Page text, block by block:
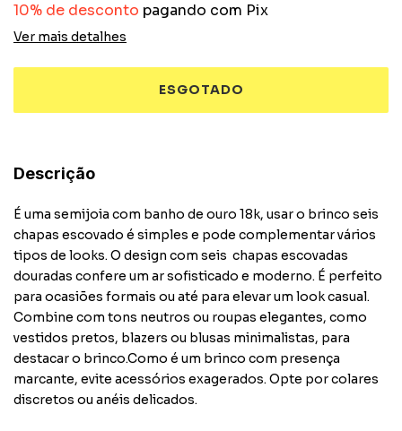
10% de desconto pagando com Pix
Ver mais detalhes
Descrição
É uma semijoia com banho de ouro 18k, usar o brinco seis
chapas escovado é simples e pode complementar vários
tipos de looks. O design com seis chapas escovadas
douradas confere um ar sofisticado e moderno. É perfeito
para ocasiões formais ou até para elevar um look casual.
Combine com tons neutros ou roupas elegantes, como
vestidos pretos, blazers ou blusas minimalistas, para
destacar o brinco.Como é um brinco com presença
marcante, evite acessórios exagerados. Opte por colares
discretos ou anéis delicados.